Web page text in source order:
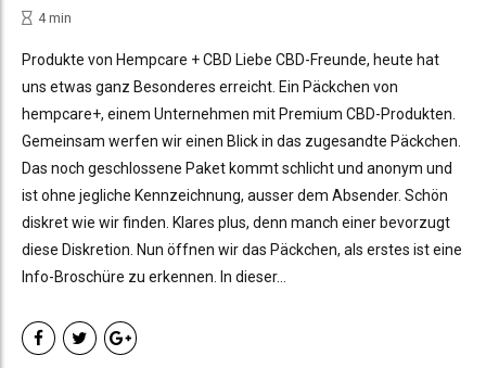
4min
Produkte von Hempcare + CBD Liebe CBD-Freunde, heute hat
uns etwas ganz Besonderes erreicht. Ein Päckchen von
hempcare+, einem Unternehmen mit Premium CBD-Produkten.
Gemeinsam werfen wir einen Blick in das zugesandte Päckchen.
Das noch geschlossene Paket kommt schlicht und anonym und
ist ohne jegliche Kennzeichnung, ausser dem Absender. Schön
diskret wie wir finden. Klares plus, denn manch einer bevorzugt
diese Diskretion. Nun öffnen wir das Päckchen, als erstes ist eine
Info-Broschüre zu erkennen. In dieser...